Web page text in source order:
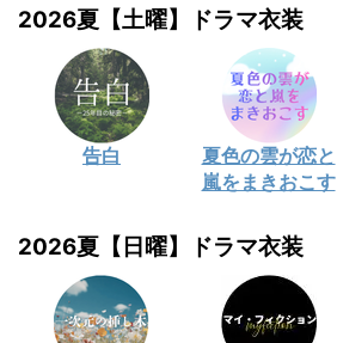
2026夏【土曜】ドラマ衣装
告白
夏色の雲が恋と
嵐をまきおこす
2026夏【日曜】ドラマ衣装